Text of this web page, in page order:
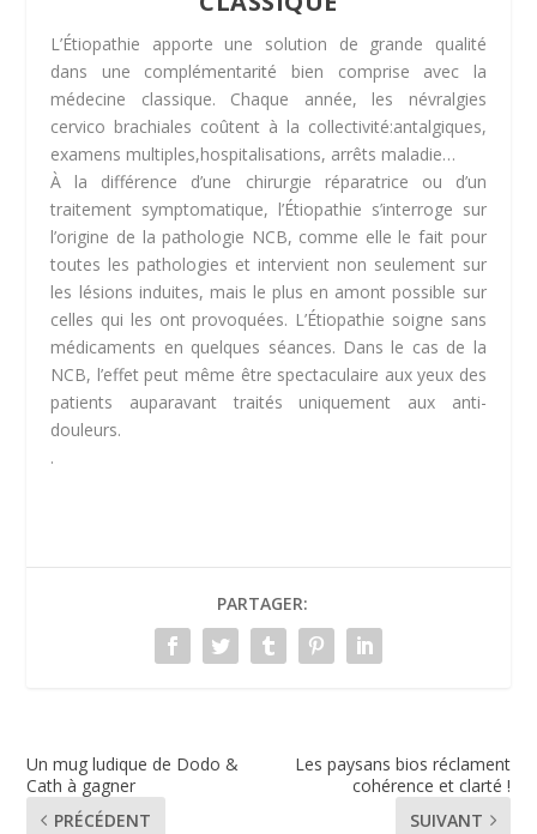
L’Étiopathie apporte une solution de grande qualité
dans une complémentarité bien comprise avec la
médecine classique. Chaque année, les névralgies
cervico brachiales coûtent à la collectivité:antalgiques,
examens multiples,hospitalisations, arrêts maladie…
À la différence d’une chirurgie réparatrice ou d’un
traitement symptomatique, l’Étiopathie s’interroge sur
l’origine de la pathologie NCB, comme elle le fait pour
toutes les pathologies et intervient non seulement sur
les lésions induites, mais le plus en amont possible sur
celles qui les ont provoquées. L’Étiopathie soigne sans
médicaments en quelques séances. Dans le cas de la
NCB, l’effet peut même être spectaculaire aux yeux des
patients auparavant traités uniquement aux anti-
douleurs.
.
PARTAGER:
Un mug ludique de Dodo &
Cath à gagner
PRÉCÉDENT
Les paysans bios réclament
cohérence et clarté !
SUIVANT